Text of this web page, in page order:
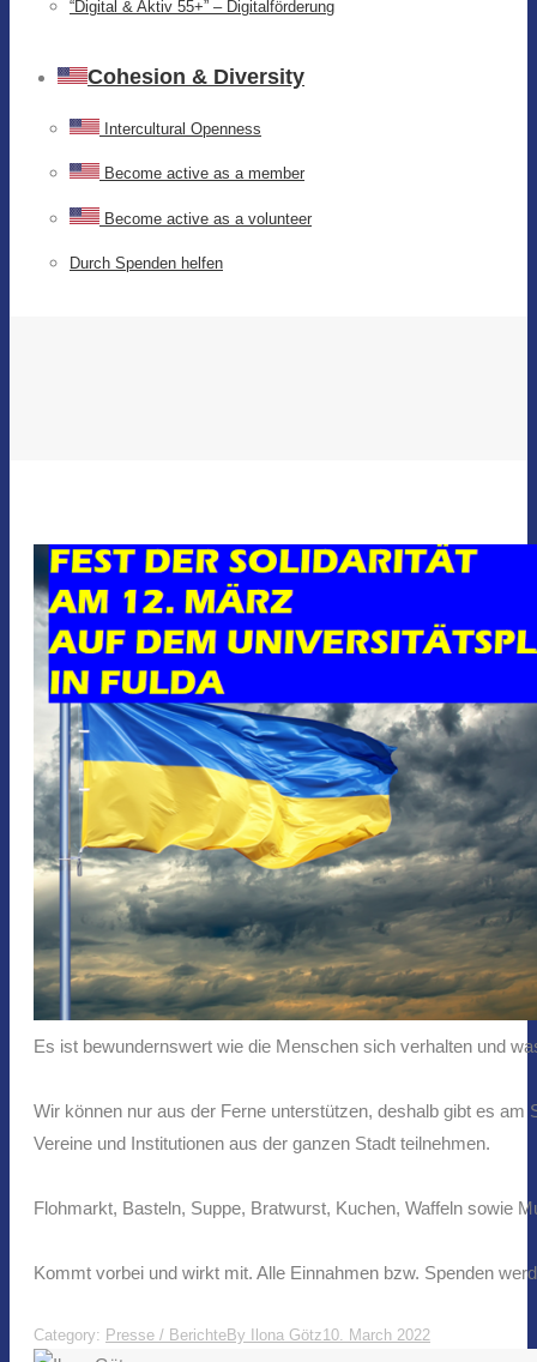
“Digital & Aktiv 55+” – Digitalförderung
Cohesion & Diversity
Intercultural Openness
Become active as a member
Become active as a volunteer
Durch Spenden helfen
Es ist bewundernswert wie die Menschen sich verhalten und
Wir können nur aus der Ferne unterstützen, deshalb gibt es
Vereine und Institutionen aus der ganzen Stadt teilnehmen.
Flohmarkt, Basteln, Suppe, Bratwurst, Kuchen, Waffeln sowie
Kommt vorbei und wirkt mit. Alle Einnahmen bzw. Spenden
Category: Presse / BerichteBy Ilona Götz10. March 2022